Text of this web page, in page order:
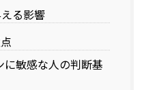
る影響
に敏感な人の判断基